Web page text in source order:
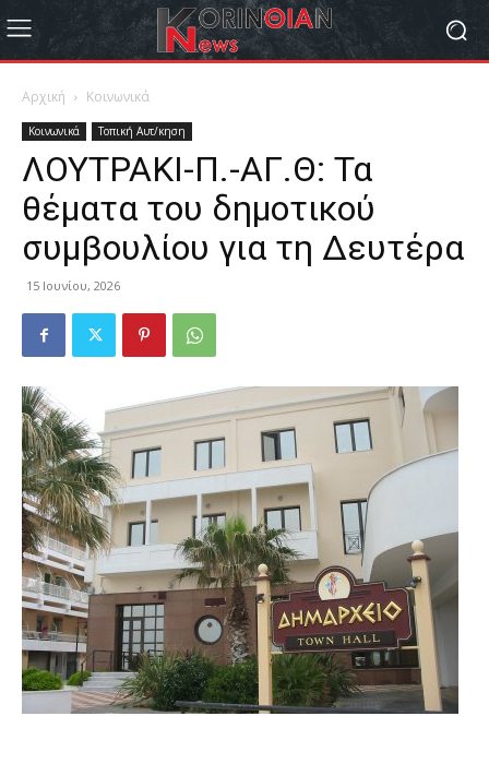
Αρχική Κοινωνικά
Κοινωνικά Τοπική Αυτ/κηση
ΛΟΥΤΡΑΚΙ-Π.-ΑΓ.Θ: Τα
θέματα του δημοτικού
συμβουλίου για τη Δευτέρα
15 Ιουνίου, 2026